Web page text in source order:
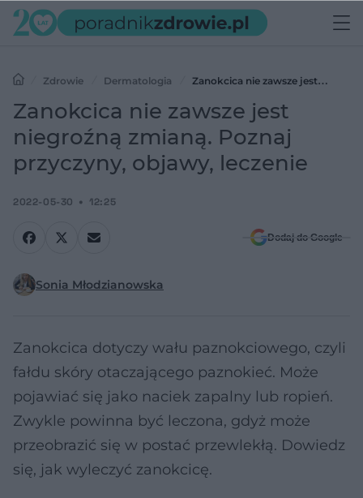
Zdrowie Dermatologia
Zanokcica nie zawsze jest
niegroźną zmianą. Poznaj przyczyny, objawy, leczenie
Zanokcica nie zawsze jest
niegroźną zmianą. Poznaj
przyczyny, objawy, leczenie
2022-05-30 12:25
Dodaj do Google
Sonia Młodzianowska
Zanokcica dotyczy wału paznokciowego, czyli
fałdu skóry otaczającego paznokieć. Może
pojawiać się jako naciek zapalny lub ropień.
Zwykle powinna być leczona, gdyż może
przeobrazić się w postać przewlekłą. Dowiedz
się, jak wyleczyć zanokcicę.